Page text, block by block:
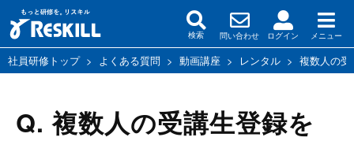
検索 問い合わせ ログイン メニュー
社員研修トップ> よくある質問 > 動画講座 > レンタル > 複数人の
Q. 複数人の受講生登録を